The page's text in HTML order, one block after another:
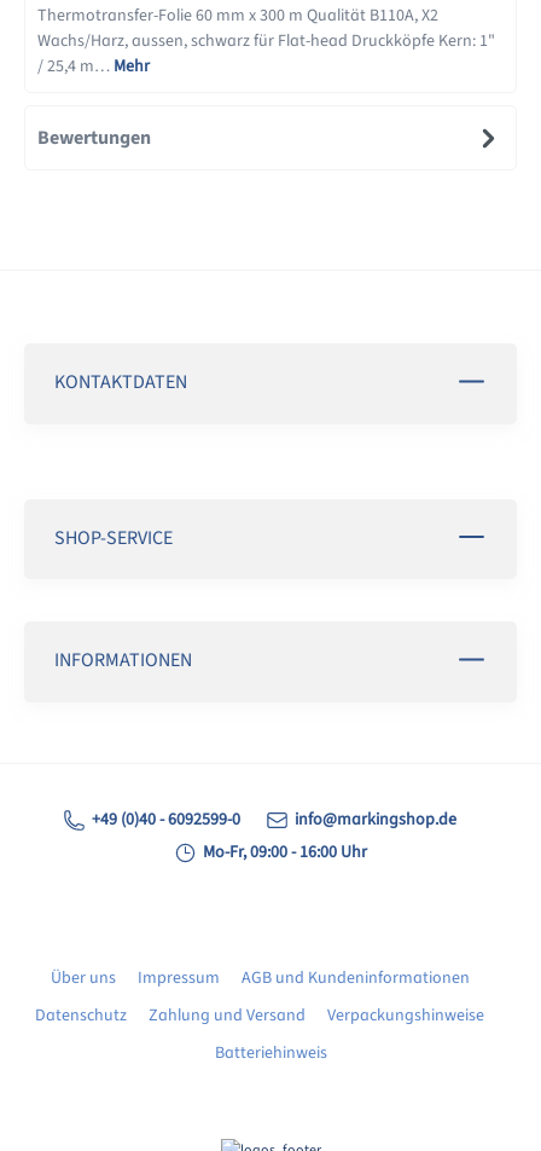
Thermotransfer-Folie 60 mm x 300 m Qualität B110A, X2
Wachs/Harz, aussen, schwarz für Flat-head Druckköpfe Kern: 1"
/ 25,4 m… Mehr
Bewertungen
KONTAKTDATEN
SHOP-SERVICE
INFORMATIONEN
+49 (0)40 - 6092599-0
info@markingshop.de
Mo-Fr, 09:00 - 16:00 Uhr
Über uns Impressum
AGB und Kundeninformationen
Datenschutz
Zahlung und Versand
Verpackungshinweise
Batteriehinweis